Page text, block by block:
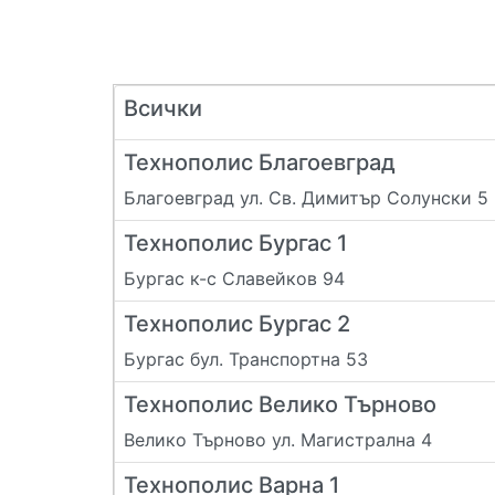
Всички
Технополис Благоевград
Благоевград ул. Св. Димитър Солунски 5
Технополис Бургас 1
Бургас к-с Славейков 94
Технополис Бургас 2
Бургас бул. Транспортна 53
Технополис Велико Търново
Велико Търново ул. Магистрална 4
Технополис Варна 1